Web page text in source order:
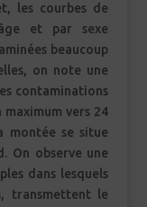
les courbes de
et par sexe
beaucoup
on note une
contaminations
vers 24
montée se situe
On observe une
dans lesquels
transmettent le